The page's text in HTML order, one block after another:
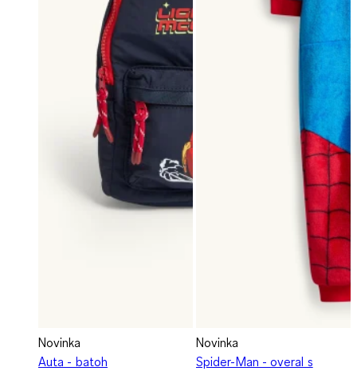
Novinka
Auta - batoh
Novinka
Spider-Man - overal s